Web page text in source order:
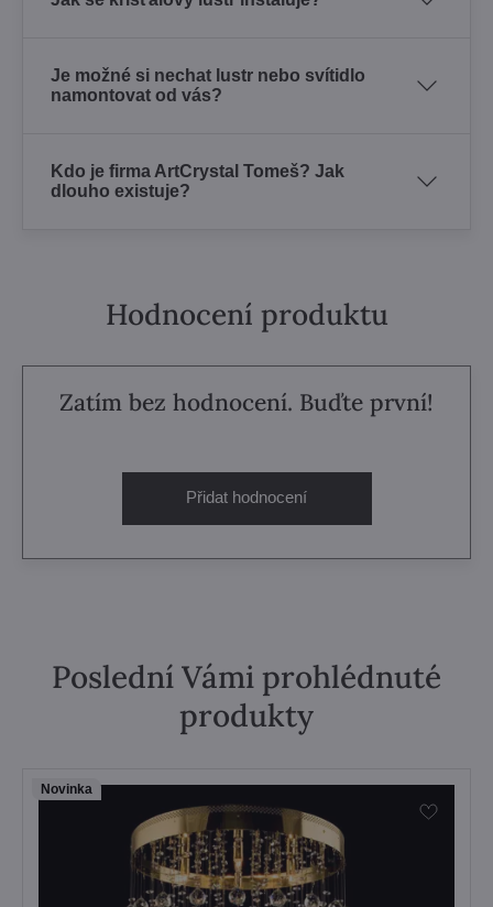
Je možné si nechat lustr nebo svítidlo
namontovat od vás?
Kdo je firma ArtCrystal Tomeš? Jak
dlouho existuje?
Hodnocení produktu
Zatím bez hodnocení. Buďte první!
Přidat hodnocení
Poslední Vámi prohlédnuté
produkty
Novinka